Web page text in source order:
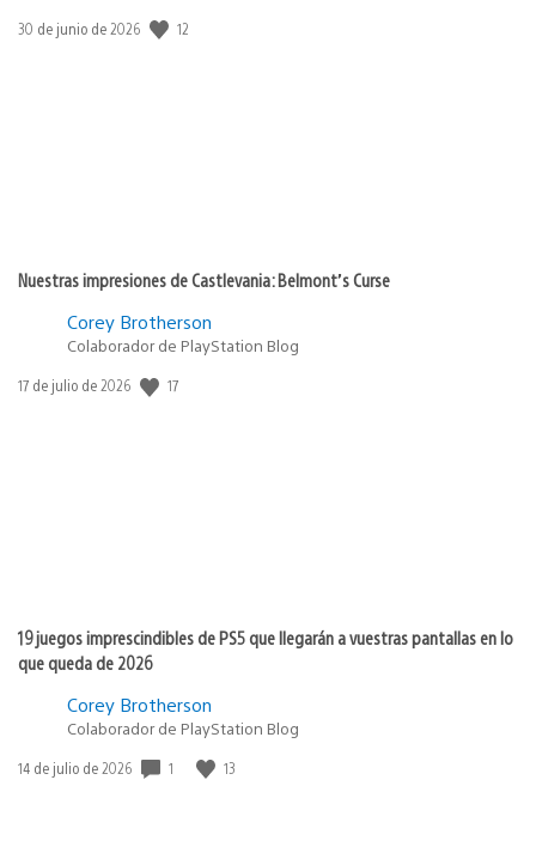
Fecha
30 de junio de 2026 12
Nuestras impresiones de Castlevania: Belmont’s Curse
Corey Brotherson
Colaborador de PlayStation Blog
Fecha
17 de julio de 2026 17
19 juegos imprescindibles de PS5 que llegarán a vuestras pantallas en lo
que queda de 2026
Corey Brotherson
Colaborador de PlayStation Blog
Fecha
14 de julio de 2026 1 13